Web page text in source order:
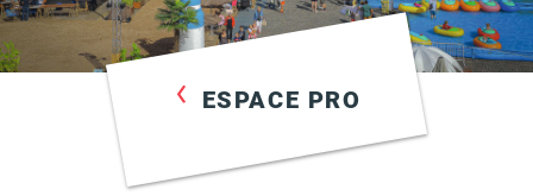
Carte d'identité /
Passeports
Naissance et
reconnaissance d'un
ESPACE PRO